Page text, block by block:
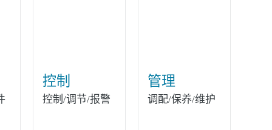
控制
控制/调节/报警
管理
调配/保养/维护